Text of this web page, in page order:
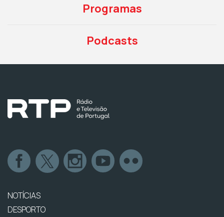
Programas
Podcasts
NOTÍCIAS
DESPORTO